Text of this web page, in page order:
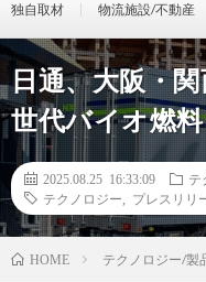
独自取材 物流施設/不動産
日通、大阪・
世代バイオ燃
2025.08.25 16:33:09
テ
テクノロジー
プレスリリ
HOME テクノロジー/製